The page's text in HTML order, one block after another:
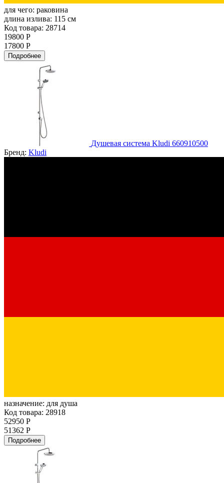
для чего: раковина
длина излива: 115 см
Код товара: 28714
19800 Р
17800 Р
Подробнее
Душевая система Kludi 660910500
Бренд: Kludi
назначение: для душа
Код товара: 28918
52950 Р
51362 Р
Подробнее